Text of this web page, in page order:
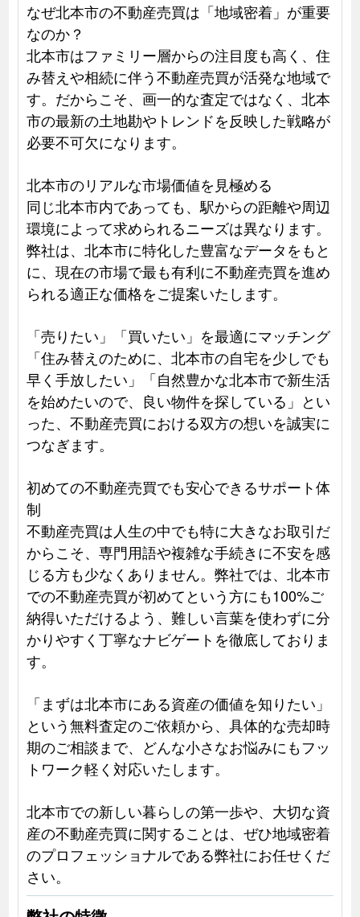
なぜ北本市の不動産売買は「地域密着」が重要
なのか？
北本市はファミリー層からの注目度も高く、住
み替えや相続に伴う不動産売買が活発な地域で
す。だからこそ、画一的な査定ではなく、北本
市の最新の土地勘やトレンドを反映した戦略が
必要不可欠になります。
北本市のリアルな市場価値を見極める
同じ北本市内であっても、駅からの距離や周辺
環境によって求められるニーズは異なります。
弊社は、北本市に特化した豊富なデータをもと
に、現在の市場で最も有利に不動産売買を進め
られる適正な価格をご提案いたします。
「売りたい」「買いたい」を最適にマッチング
「住み替えのために、北本市の自宅を少しでも
早く手放したい」「自然豊かな北本市で新生活
を始めたいので、良い物件を探している」とい
った、不動産売買における双方の想いを誠実に
つなぎます。
初めての不動産売買でも安心できるサポート体
制
不動産売買は人生の中でも特に大きなお取引だ
からこそ、専門用語や複雑な手続きに不安を感
じる方も少なくありません。弊社では、北本市
での不動産売買が初めてという方にも100%ご
納得いただけるよう、難しい言葉を使わずに分
かりやすく丁寧なナビゲートを徹底しておりま
す。
「まずは北本市にある資産の価値を知りたい」
という無料査定のご依頼から、具体的な売却時
期のご相談まで、どんな小さなお悩みにもフッ
トワーク軽く対応いたします。
北本市での新しい暮らしの第一歩や、大切な資
産の不動産売買に関することは、ぜひ地域密着
のプロフェッショナルである弊社にお任せくだ
さい。